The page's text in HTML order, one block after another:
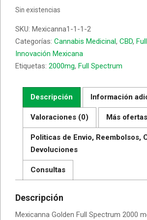
Sin existencias
SKU: Mexicanna1-1-1-2
Categorías: Cannabis Medicinal, CBD,
Innovación Mexicana
Etiquetas: 2000mg, Full Spectrum
Descripción Información
Valoraciones (0) Más ofertas
Politicas de Envio, Reembolsos,
Devoluciones
Consultas
Descripción
Mexicanna Golden Full Spectrum 2000